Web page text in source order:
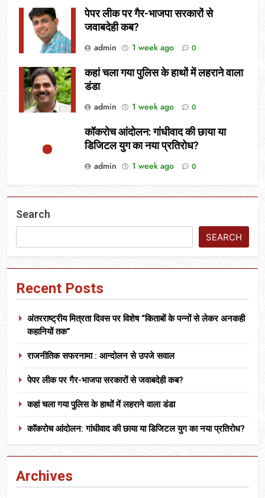
पेपर लीक पर गैर-भाजपा सरकारों से
जवाबदेही कब?
admin
1 week ago 0
कहां चला गया पुलिस के हाथों में लहराने वाला
डंडा
admin
1 week ago 0
कॉकरोच आंदोलन: गांधीवाद की छाया या
डिजिटल युग का नया प्रतिरोध?
admin
1 week ago 0
Search
SEARCH
Recent Posts
अंतरराष्ट्रीय मित्रता दिवस पर विशेष “किताबों के पन्नों से लेकर अनकही
कहानियों तक”
राजनीतिक सफरनामा : आन्दोलन से उपजे सवाल
पेपर लीक पर गैर-भाजपा सरकारों से जवाबदेही कब?
कहां चला गया पुलिस के हाथों में लहराने वाला डंडा
कॉकरोच आंदोलन: गांधीवाद की छाया या डिजिटल युग का नया प्रतिरोध?
Archives